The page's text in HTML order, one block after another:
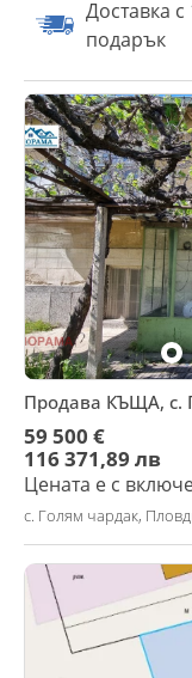
Доставка с
подарък
Продава КЪЩА, с.
59 500 €
116 371,89 лв
Цената е с
с. Голям чардак,